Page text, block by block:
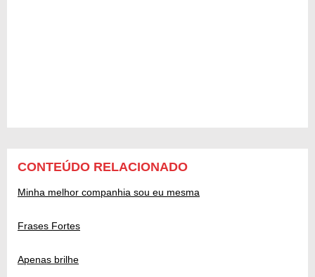
CONTEÚDO RELACIONADO
Minha melhor companhia sou eu mesma
Frases Fortes
Apenas brilhe